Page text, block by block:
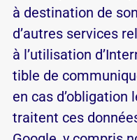
à des­ti­na­tion de
d’autres ser­vices
à l’u­ti­li­sa­tion
tible de
en cas d’o­bli­ga­tion
traitent ces